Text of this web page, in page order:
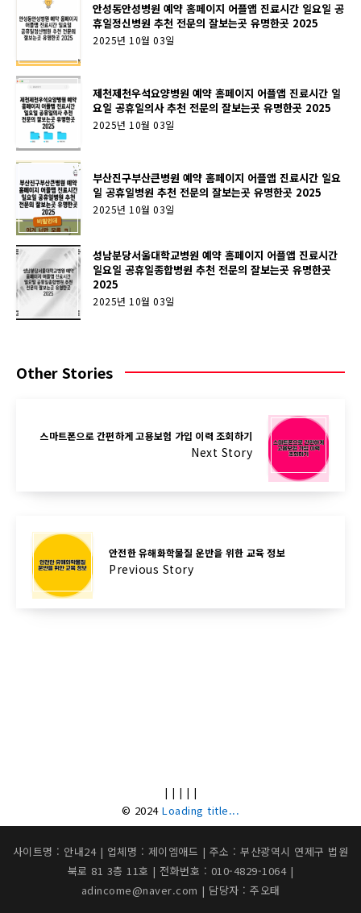
안성동안성병원 예약 홈페이지 어플앱 진료시간 일요일 공
휴일정신병원 추천 전문의 잘보는곳 유명한곳 2025
2025년 10월 03일
제천제천우석요양병원 예약 홈페이지 어플앱 진료시간 일
요일 공휴일의사 추천 전문의 잘보는곳 유명한곳 2025
2025년 10월 03일
부산진구부산큰병원 예약 홈페이지 어플앱 진료시간 일요
일 공휴일병원 추천 전문의 잘보는곳 유명한곳 2025
2025년 10월 03일
성남분당서울대학교병원 예약 홈페이지 어플앱 진료시간
일요일 공휴일종합병원 추천 전문의 잘보는곳 유명한곳
2025
2025년 10월 03일
Other Stories
스마트폰으로 간편하게 고용보험 가입 이력 조회하기
Next Story
안전한 유해화학물질 운반을 위한 교육 정보
Previous Story
| | | | |
© 2024Loading title...
사이트명 : 안내24 | 업체명 : 제이엠애드 | 주소 : 부산광역시 연제구 법원
북로 81 3층 11호 | 전화번호 : 010-4829-1064 |
adincome@naver.com | 담당자 : 주오태